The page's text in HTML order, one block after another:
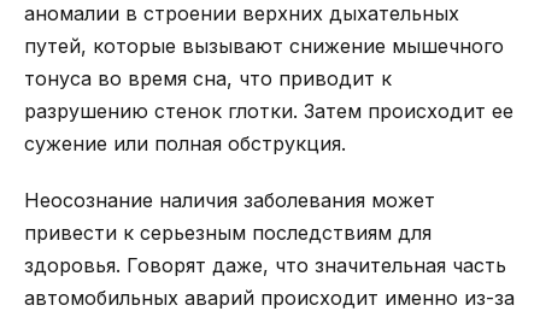
аномалии в строении верхних дыхательных
путей, которые вызывают снижение мышечного
тонуса во время сна, что приводит к
разрушению стенок глотки. Затем происходит ее
сужение или полная обструкция.
Неосознание наличия заболевания может
привести к серьезным последствиям для
здоровья. Говорят даже, что значительная часть
автомобильных аварий происходит именно из-за